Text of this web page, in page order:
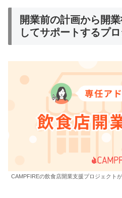
開業前の計画から開
してサポートするプ
CAMPFIREの飲食店開業支援プロジェクト